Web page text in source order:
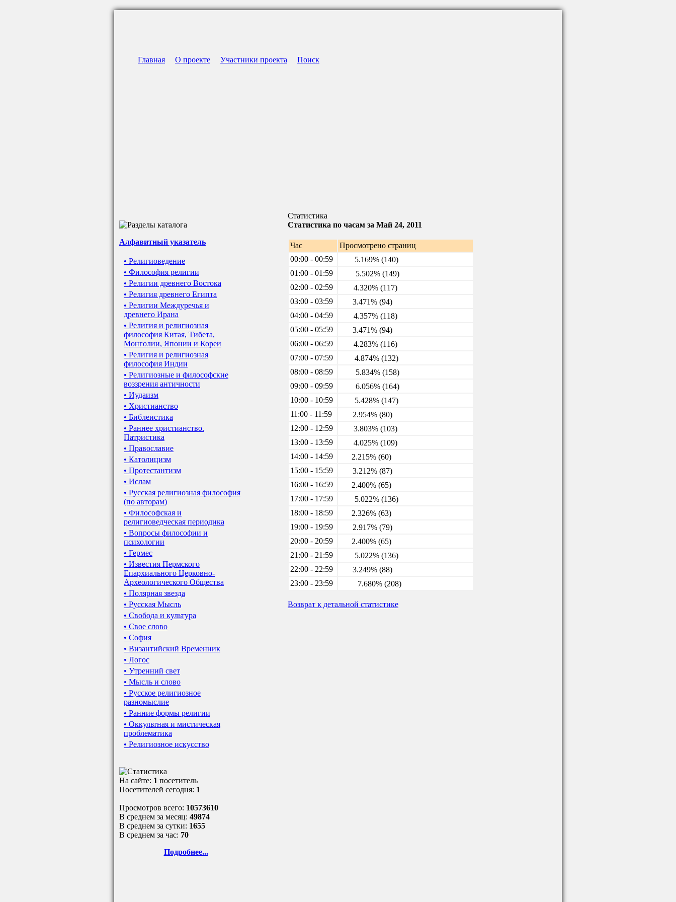
Главная О проекте Участники проекта Поиск
Алфавитный указатель
• Религиоведение
• Философия религии
• Религии древнего Востока
• Религия древнего Египта
• Религии Междуречья и
древнего Ирана
• Религия и религиозная
философия Китая, Тибета,
Монголии, Японии и Кореи
• Религия и религиозная
философия Индии
• Религиозные и философские
воззрения античности
• Иудаизм
• Христианство
• Библеистика
• Раннее христианство.
Патристика
• Православие
• Католицизм
• Протестантизм
• Ислам
• Русская религиозная философия
(по авторам)
• Философская и
религиоведческая периодика
• Вопросы философии и
психологии
• Гермес
• Известия Пермского
Епархиального Церковно-
Археологического Общества
• Полярная звезда
• Русская Мысль
• Свобода и культура
• Свое слово
• София
• Византийский Временник
• Логос
• Утренний свет
• Мысль и слово
• Русское религиозное
разномыслие
• Ранние формы религии
• Оккультная и мистическая
проблематика
• Религиозное искусство
На сайте: 1 посетитель
Посетителей сегодня: 1
Просмотров всего: 10573610
В среднем за месяц: 49874
В среднем за сутки: 1655
В среднем за час: 70
Подробнее...
Статистика
Статистика по часам за Май 24, 2011
Час
Просмотрено страниц
00:00 - 00:59
5.169% (140)
01:00 - 01:59
5.502% (149)
02:00 - 02:59
4.320% (117)
03:00 - 03:59
3.471% (94)
04:00 - 04:59
4.357% (118)
05:00 - 05:59
3.471% (94)
06:00 - 06:59
4.283% (116)
07:00 - 07:59
4.874% (132)
08:00 - 08:59
5.834% (158)
09:00 - 09:59
6.056% (164)
10:00 - 10:59
5.428% (147)
11:00 - 11:59
2.954% (80)
12:00 - 12:59
3.803% (103)
13:00 - 13:59
4.025% (109)
14:00 - 14:59
2.215% (60)
15:00 - 15:59
3.212% (87)
16:00 - 16:59
2.400% (65)
17:00 - 17:59
5.022% (136)
18:00 - 18:59
2.326% (63)
19:00 - 19:59
2.917% (79)
20:00 - 20:59
2.400% (65)
21:00 - 21:59
5.022% (136)
22:00 - 22:59
3.249% (88)
23:00 - 23:59
7.680% (208)
Возврат к детальной статистике